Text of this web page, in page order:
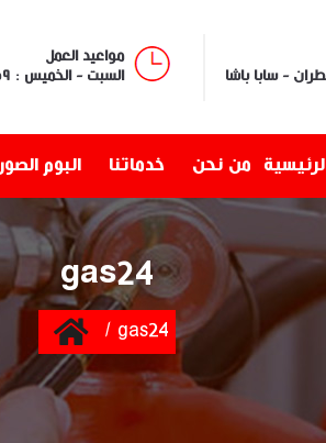
مواعيد العمل
السبت - الخميس : ٩ص - ٥ م
الرئيسية من نحن خدماتنا البوم الصور
gas24
Home gas24